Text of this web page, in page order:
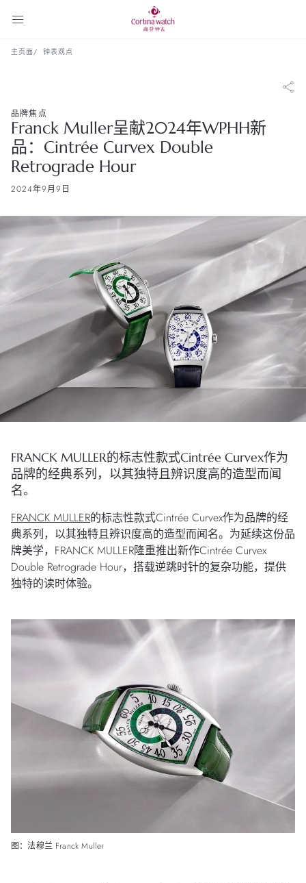
主页面 钟表观点
品牌焦点
Franck Muller呈献2024年WPHH新
品：Cintrée Curvex Double
Retrograde Hour
2024年9月9日
FRANCK MULLER的标志性款式Cintrée Curvex作为
品牌的经典系列，以其独特且辨识度高的造型而闻
名。
FRANCK MULLER的标志性款式Cintrée Curvex作为品牌的经
典系列，以其独特且辨识度高的造型而闻名。为延续这份品
牌美学，FRANCK MULLER隆重推出新作Cintrée Curvex
Double Retrograde Hour，搭载逆跳时针的复杂功能，提供
独特的读时体验。
图：法穆兰 Franck Muller